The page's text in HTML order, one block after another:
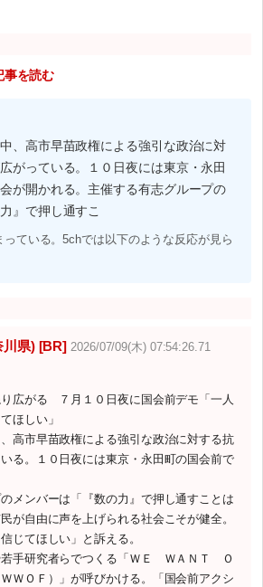
を読む
、高市早苗政権による強引な政治に対
がっている。１０日夜には東京・永田
が開かれる。主催する有志グループの
』で押し通すこ
ている。5chでは以下のような反応が見ら
川県) [BR] 2026/07/09(木) 07:54:26.71
広がる ７月１０日夜に国会前デモ「一人
ほしい」
高市早苗政権による強引な政治に対する抗
る。１０日夜には東京・永田町の国会前で
メンバーは「『数の力』で押し通すことは
が自由に声を上げられる社会こそが健全。
じてほしい」と訴える。
若手研究者らでつくる「ＷＥ ＷＡＮＴ Ｏ
ＷＯＦ）」が呼びかける。「国会前アクシ